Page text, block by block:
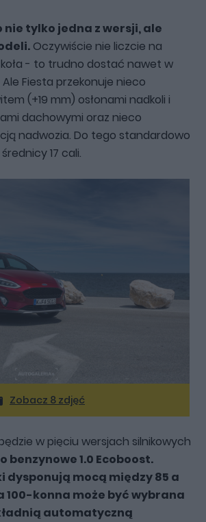
tylko jedna z wersji, ale
Oczywiście nie liczcie na
- to trudno dostać nawet w
Fiesta przekonuje nieco
(+19 mm) osłonami nadkoli i
dachowymi oraz nieco
nadwozia. Do tego standardowo
17 cali.
Zobacz 8 zdjęć
w pięciu wersjach silnikowych
benzynowe 1.0 Ecoboost.
dysponują mocą między 85 a
100-konna może być wybrana
automatyczną